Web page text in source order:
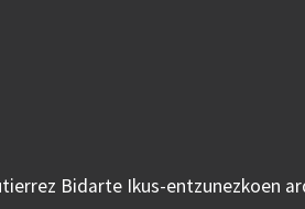
Bidarte Ikus-entzunezkoen